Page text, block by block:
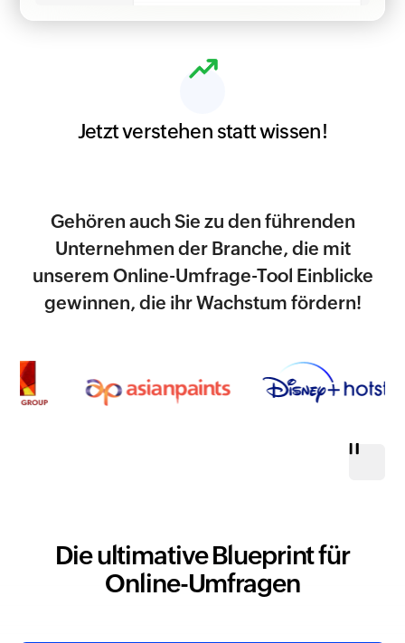
Jetzt verstehen statt wissen!
Gehören auch Sie zu den führenden
Unternehmen der Branche, die mit
unserem Online-Umfrage-Tool Einblicke
gewinnen, die ihr Wachstum fördern!
Die ultimative Blueprint für
Online-Umfragen